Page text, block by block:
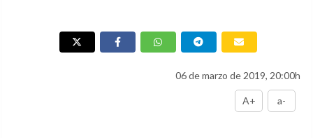
06 de marzo de 2019, 20:00h
A+ a-